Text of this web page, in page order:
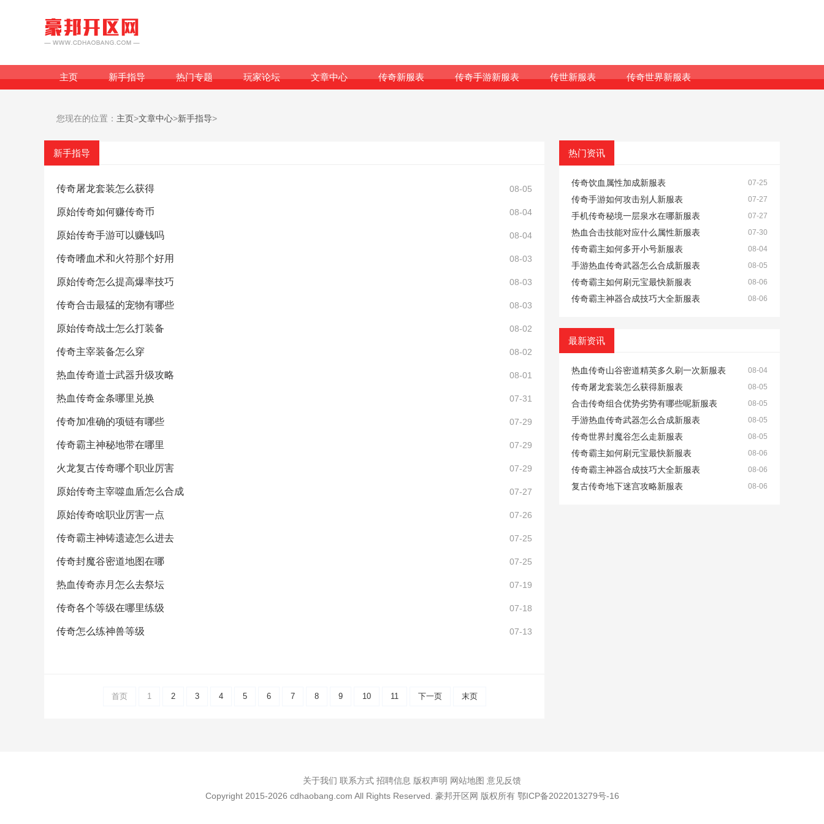
主页 新手指导 热门专题 玩家论坛 文章中心 传奇新服表 传奇手游新服表 传世新服表 传奇世界新服表
您现在的位置： 主页>文章中心>新手指导>
新手指导
传奇屠龙套装怎么获得 08-05
原始传奇如何赚传奇币 08-04
原始传奇手游可以赚钱吗 08-04
传奇嗜血术和火符那个好用 08-03
原始传奇怎么提高爆率技巧 08-03
传奇合击最猛的宠物有哪些 08-03
原始传奇战士怎么打装备 08-02
传奇主宰装备怎么穿 08-02
热血传奇道士武器升级攻略 08-01
热血传奇金条哪里兑换 07-31
传奇加准确的项链有哪些 07-29
传奇霸主神秘地带在哪里 07-29
火龙复古传奇哪个职业厉害 07-29
原始传奇主宰噬血盾怎么合成 07-27
原始传奇啥职业厉害一点 07-26
传奇霸主神铸遗迹怎么进去 07-25
传奇封魔谷密道地图在哪 07-25
热血传奇赤月怎么去祭坛 07-19
传奇各个等级在哪里练级 07-18
传奇怎么练神兽等级 07-13
首页 1 2 3 4 5 6 7 8 9 10 11 下一页 末页
热门资讯
传奇饮血属性加成新服表 07-25
传奇手游如何攻击别人新服表 07-27
手机传奇秘境一层泉水在哪新服表 07-27
热血合击技能对应什么属性新服表 07-30
传奇霸主如何多开小号新服表 08-04
手游热血传奇武器怎么合成新服表 08-05
传奇霸主如何刷元宝最快新服表 08-06
传奇霸主神器合成技巧大全新服表 08-06
最新资讯
热血传奇山谷密道精英多久刷一次新服表 08-04
传奇屠龙套装怎么获得新服表 08-05
合击传奇组合优势劣势有哪些呢新服表 08-05
手游热血传奇武器怎么合成新服表 08-05
传奇世界封魔谷怎么走新服表 08-05
传奇霸主如何刷元宝最快新服表 08-06
传奇霸主神器合成技巧大全新服表 08-06
复古传奇地下迷宫攻略新服表 08-06
关于我们 联系方式 招聘信息 版权声明 网站地图 意见反馈
Copyright 2015-2026 cdhaobang.com All Rights Reserved. 豪邦开区网 版权所有 鄂ICP备2022013279号-16